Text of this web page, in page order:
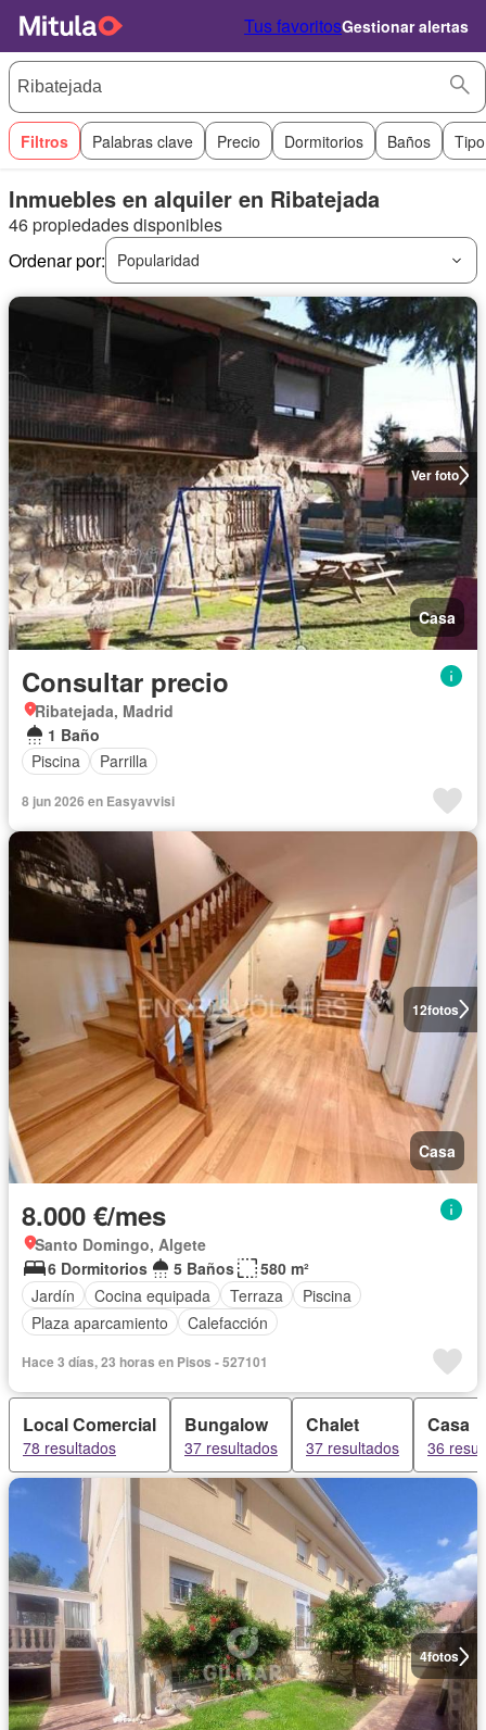
Tus favoritosGestionar alertas
Filtros Palabras clave Precio Dormitorios Baños
Inmuebles en alquiler en Ribatejada
46 propiedades disponibles
Ordenar por:
Popularidad
Ver foto
Casa
Consultar precio
Ribatejada, Madrid
1 Baño
Piscina
Parrilla
8 jun 2026 en Easyavvisi
12fotos
Casa
8.000 €/mes
Santo Domingo, Algete
6 Dormitorios
5 Baños
580 m²
Jardín
Cocina equipada Terraza
Piscina
Plaza aparcamiento
Calefacción
Hace 3 días, 23 horas en Pisos - 527101
Local Comercial
78 resultados
Bungalow
37 resultados
Chalet
37 resultados
Casa
36
4fotos